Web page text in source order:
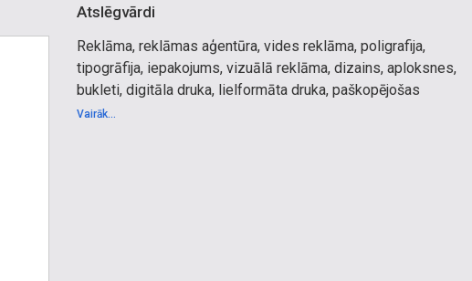
Atslēgvārdi
Reklāma, reklāmas aģentūra, vides reklāma, poligrafija,
tipogrāfija, iepakojums, vizuālā reklāma, dizains, aploksnes,
bukleti, digitāla druka, lielformāta druka, paškopējošas
veidlapas, stendi, apdruka, auto apdruka, auto reklāma, UV
Vairāk...